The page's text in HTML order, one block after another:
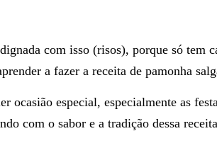
com isso (risos), porque só tem
a fazer a receita de pamonha
especial, especialmente as
com o sabor e a tradição dessa